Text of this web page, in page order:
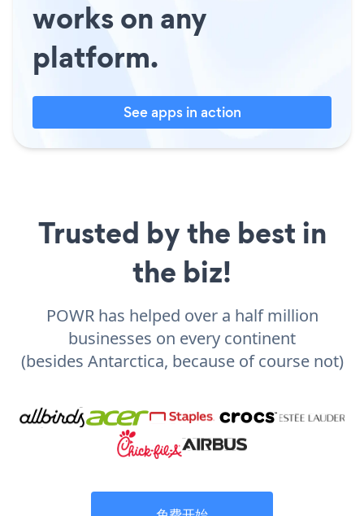
works on any
platform.
See apps in action
Trusted by the best in
the biz!
POWR has helped over a half million
businesses on every continent
(besides Antarctica, because of course not)